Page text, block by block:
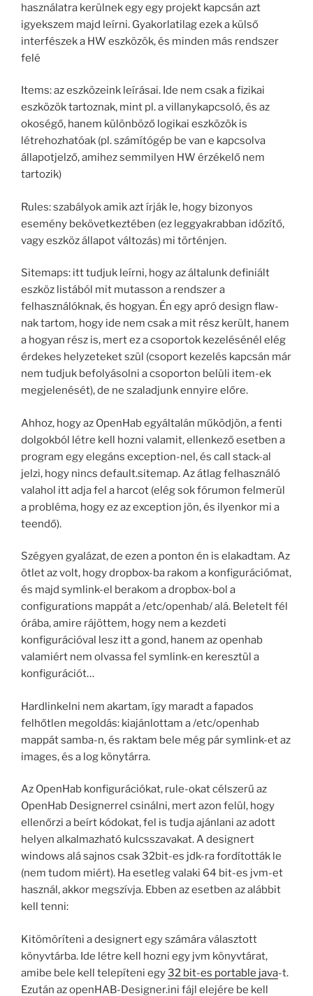
használatra kerülnek egy egy projekt kapcsán azt
igyekszem majd leírni. Gyakorlatilag ezek a külső
interfészek a HW eszközök, és minden más rendszer
felé
Items: az eszközeink leírásai. Ide nem csak a fizikai
eszközök tartoznak, mint pl. a villanykapcsoló, és az
okoségő, hanem különböző logikai eszközök is
létrehozhatóak (pl. számítógép be van e kapcsolva
állapotjelző, amihez semmilyen HW érzékelő nem
tartozik)
Rules: szabályok amik azt írják le, hogy bizonyos
esemény bekövetkeztében (ez leggyakrabban időzítő,
vagy eszköz állapot változás) mi történjen.
Sitemaps: itt tudjuk leírni, hogy az általunk definiált
eszköz listából mit mutasson a rendszer a
felhasználóknak, és hogyan. Én egy apró design flaw-
nak tartom, hogy ide nem csak a mit rész került, hanem
a hogyan rész is, mert ez a csoportok kezelésénél elég
érdekes helyzeteket szül (csoport kezelés kapcsán már
nem tudjuk befolyásolni a csoporton belüli item-ek
megjelenését), de ne szaladjunk ennyire előre.
Ahhoz, hogy az OpenHab egyáltalán működjön, a fenti
dolgokból létre kell hozni valamit, ellenkező esetben a
program egy elegáns exception-nel, és call stack-al
jelzi, hogy nincs default.sitemap. Az átlag felhasználó
valahol itt adja fel a harcot (elég sok fórumon felmerül
a probléma, hogy ez az exception jön, és ilyenkor mi a
teendő).
Szégyen gyalázat, de ezen a ponton én is elakadtam. Az
ötlet az volt, hogy dropbox-ba rakom a konfigurációmat,
és majd symlink-el berakom a dropbox-bol a
configurations mappát a /etc/openhab/ alá. Beletelt fél
órába, amire rájöttem, hogy nem a kezdeti
konfigurációval lesz itt a gond, hanem az openhab
valamiért nem olvassa fel symlink-en keresztül a
konfigurációt…
Hardlinkelni nem akartam, így maradt a fapados
felhőtlen megoldás: kiajánlottam a /etc/openhab
mappát samba-n, és raktam bele még pár symlink-et az
images, és a log könytárra.
Az OpenHab konfigurációkat, rule-okat célszerű az
OpenHab Designerrel csinálni, mert azon felül, hogy
ellenőrzi a beírt kódokat, fel is tudja ajánlani az adott
helyen alkalmazható kulcsszavakat. A designert
windows alá sajnos csak 32bit-es jdk-ra fordították le
(nem tudom miért). Ha esetleg valaki 64 bit-es jvm-et
használ, akkor megszívja. Ebben az esetben az alábbit
kell tenni:
Kitömöríteni a designert egy számára választott
könyvtárba. Ide létre kell hozni egy jvm könyvtárat,
amibe bele kell telepíteni egy32 bit-es portable java-t.
Ezután az openHAB-Designer.ini fájl elejére be kell